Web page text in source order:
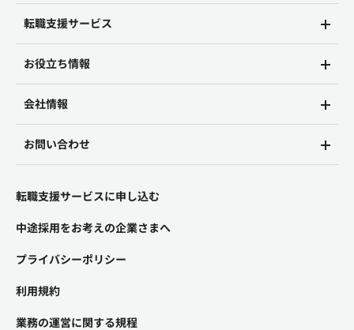
転職支援サービス
お役立ち情報
会社情報
お問い合わせ
転職支援サービスに申し込む
中途採用をお考えの企業さまへ
プライバシーポリシー
利用規約
業務の運営に関する規程